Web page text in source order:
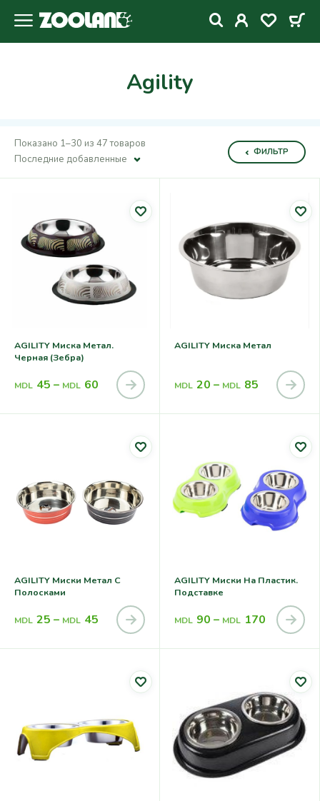
Agility
Показано 1–30 из 47 товаров
Последние добавленные
ФИЛЬТР
AGILITY Миска Метал.
Черная (зебра)
MDL 45 – MDL 60
AGILITY Миска Метал
MDL 20 – MDL 85
AGILITY Миски Метал С
Полосками
MDL 25 – MDL 45
AGILITY Миски На Пластик.
Подставке
MDL 90 – MDL 170